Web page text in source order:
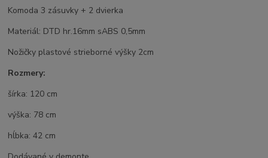
Komoda 3 zásuvky + 2 dvierka
Materiál: DTD hr.16mm sABS 0,5mm
Nožičky plastové strieborné výšky 2cm
Rozmery:
šírka: 120 cm
výška: 78 cm
hĺbka: 42 cm